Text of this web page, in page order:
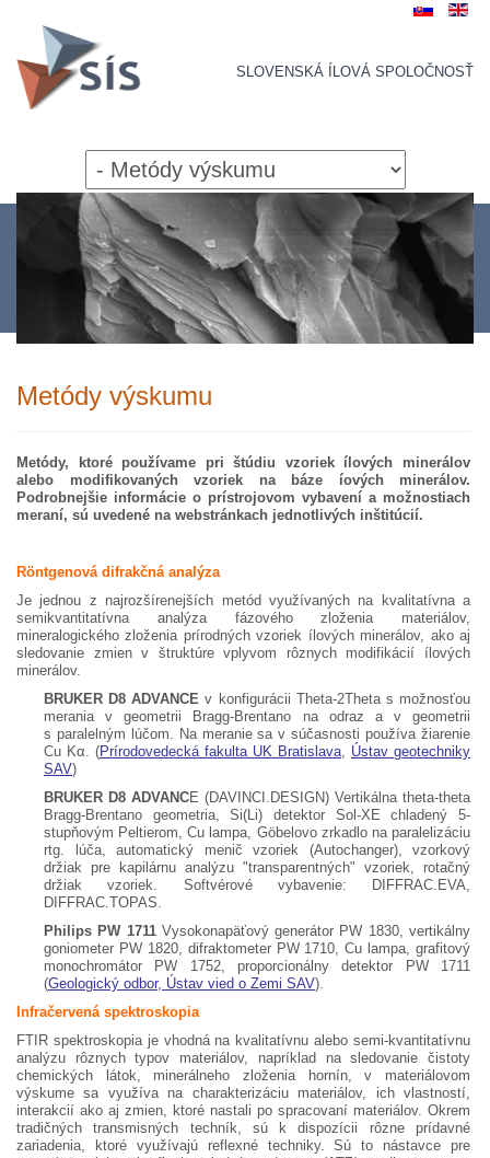
SLOVENSKÁ ÍLOVÁ SPOLOČNOSŤ
Metódy výskumu
Metódy, ktoré používame pri štúdiu vzoriek ílových minerálov
alebo modifikovaných vzoriek na báze íových minerálov.
Podrobnejšie informácie o prístrojovom vybavení a možnostiach
meraní, sú uvedené na webstránkach jednotlivých inštitúcií.
Röntgenová difrakčná analýza
Je jednou z najrozšírenejších metód využívaných na kvalitatívna a
semikvantitatívna analýza fázového zloženia materiálov,
mineralogického zloženia prírodných vzoriek ílových minerálov, ako aj
sledovanie zmien v štruktúre vplyvom rôznych modifikácií ílových
minerálov.
BRUKER D8 ADVANCE v konfigurácii Theta-2Theta s možnosťou
merania v geometrii Bragg-Brentano na odraz a v geometrii
s paralelným lúčom. Na meranie sa v súčasnosti používa žiarenie
Cu Kα. (Prírodovedecká fakulta UK Bratislava
Ústav geotechniky
SAV)
BRUKER D8 ADVANCE (DAVINCI.DESIGN) Vertikálna theta-theta
Bragg-Brentano geometria, Si(Li) detektor Sol-XE chladený 5-
stupňovým Peltierom, Cu lampa, Göbelovo zrkadlo na paralelizáciu
rtg. lúča, automatický menič vzoriek (Autochanger), vzorkový
držiak pre kapilárnu analýzu "transparentných" vzoriek, rotačný
držiak vzoriek. Softvérové vybavenie: DIFFRAC.EVA,
DIFFRAC.TOPAS.
Philips PW 1711Vysokonapäťový generátor PW 1830, vertikálny
goniometer PW 1820, difraktometer PW 1710, Cu lampa, grafitový
monochromátor PW 1752, proporcionálny detektor PW 1711
(Geologický odbor, Ústav vied o Zemi SAV).
Infračervená spektroskopia
FTIR spektroskopia je vhodná na kvalitatívnu alebo semi-kvantitatívnu
analýzu rôznych typov materiálov, napríklad na sledovanie čistoty
chemických látok, minerálneho zloženia hornín, v materiálovom
výskume sa využíva na charakterizáciu materiálov, ich vlastností,
interakcií ako aj zmien, ktoré nastali po spracovaní materiálov. Okrem
tradičných transmisných techník, sú k dispozícii rôzne prídavné
zariadenia, ktoré využívajú reflexné techniky. Sú to nástavce pre